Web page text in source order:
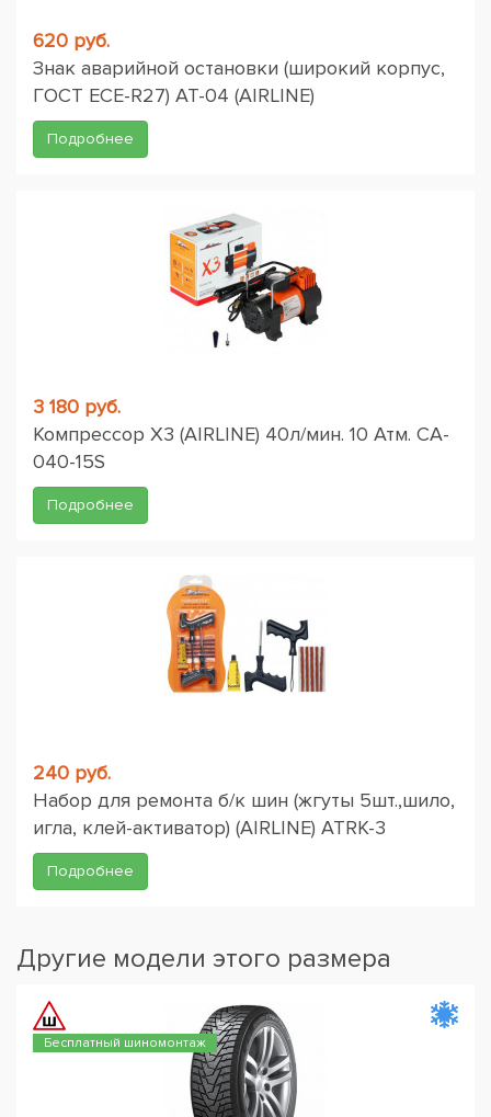
620 руб.
Знак аварийной остановки (широкий корпус,
ГОСТ ЕСЕ-R27) AT-04 (AIRLINE)
Подробнее
3 180 руб.
Компрессор X3 (AIRLINE) 40л/мин. 10 Атм. CA-
040-15S
Подробнее
240 руб.
Набор для ремонта б/к шин (жгуты 5шт.,шило,
игла, клей-активатор) (AIRLINE) ATRK-3
Подробнее
Другие модели этого размера
Бесплатный шиномонтаж